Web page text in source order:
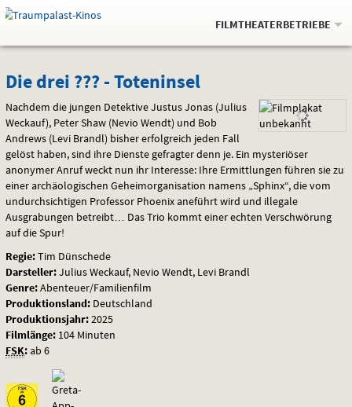
Springe
zum
,zum
.
Navigation
Service
Gehe
zur
Auswahl
FILMTHEATERBETRIEBE
Die
drei
???
-
Toteninsel
Die drei ??? - Toteninsel
Nachdem die jungen Detektive Justus Jonas (Julius
Weckauf), Peter Shaw (Nevio Wendt) und Bob
Andrews (Levi Brandl) bisher erfolgreich jeden Fall
gelöst haben, sind ihre Dienste gefragter denn je. Ein mysteriöser
anonymer Anruf weckt nun ihr Interesse: Ihre Ermittlungen führen sie zu
einer archäologischen Geheimorganisation namens „Sphinx“, die vom
undurchsichtigen Professor Phoenix aneführt wird und illegale
Ausgrabungen betreibt… Das Trio kommt einer echten Verschwörung
auf die Spur!
Regie:Tim Dünschede
Darsteller:Julius Weckauf, Nevio Wendt, Levi Brandl
Genre:Abenteuer/Familienfilm
Produktionsland: Deutschland
Produktionsjahr:2025
Filmlänge: 104 Minuten
FSK:ab 6